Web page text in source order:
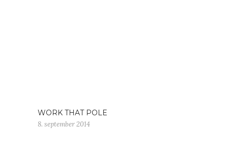
WORK THAT POLE
8. september 2014